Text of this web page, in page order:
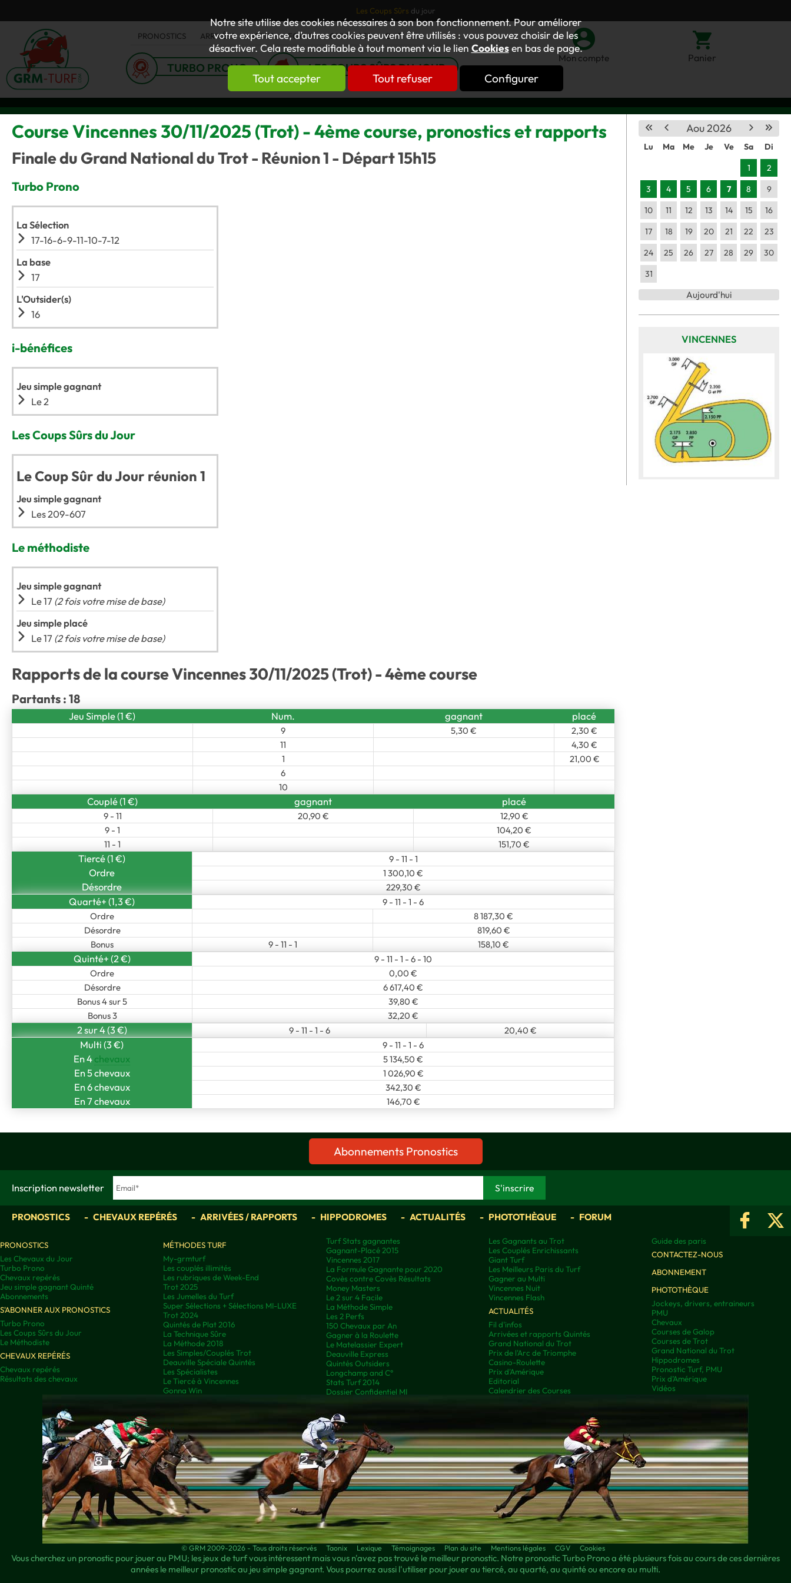
Notre site utilise des cookies nécessaires à son bon fonctionnement. Pour améliorer
votre expérience, d’autres cookies peuvent être utilisés : vous pouvez choisir de les
désactiver. Cela reste modifiable à tout moment via le lien Cookiesen bas de page.
Tout accepter Tout refuser Configurer
Les Coups Sûrs du jour
PRONOSTICS ARRIVÉES ACTUS FORUM OUVRAGES GNT
TURBO PRONO LES COUPS SÛRS DU JOUR
Mon compte Panier
Aou 2026
Lu Ma Me Je Ve Sa
Di
1
2
3
4 5 6 7 8
9
10
11 12 13 14 15
16
17
18 19 20 21 22
23
24
25 26 27 28 29
30
31
Aujourd'hui
VINCENNES
Course Vincennes 30/11/2025 (Trot) - 4ème course, pronostics et rapports
Finale du Grand National du Trot - Réunion 1 - Départ 15h15
Turbo Prono
La Sélection
17-16-6-9-11-10-7-12
La base
17
L'Outsider(s)
16
i-bénéfices
Jeu simple gagnant
Le 2
Les Coups Sûrs du Jour
Le Coup Sûr du Jour réunion 1
Jeu simple gagnant
Les 209-607
Le méthodiste
Jeu simple gagnant
Le 17 (2 fois votre mise de base)
Jeu simple placé
Le 17 (2 fois votre mise de base)
Rapports de la course Vincennes 30/11/2025 (Trot) - 4ème course
Partants : 18
Jeu Simple (1 €) Num. gagnant placé
9 5,30 €
2,30 €
11
4,30 €
1
21,00 €
6
10
Couplé (1 €) gagnant placé
9 - 11 20,90 €
12,90 €
9 - 1
104,20 €
11 - 1
151,70 €
Tiercé (1 €) 9 - 11 - 1
Ordre 1 300,10 €
Désordre 229,30 €
Quarté+ (1,3 €)
9 - 11 - 1 - 6
Ordre
8 187,30 €
Désordre
819,60 €
Bonus
9 - 11 - 1 158,10 €
Quinté+ (2 €)
9 - 11 - 1 - 6 - 10
Ordre
0,00 €
Désordre
6 617,40 €
Bonus 4 sur 5
39,80 €
Bonus 3
32,20 €
2 sur 4 (3 €) 9 - 11 - 1 - 6 20,40 €
Multi (3 €) 9 - 11 - 1 - 6
En 4chevaux 5 134,50 €
En 5 chevaux 1 026,90 €
En 6 chevaux 342,30 €
En 7 chevaux 146,70 €
Abonnements Pronostics
Inscription newsletter
PRONOSTICS CHEVAUX REPÉRÉS ARRIVÉES / RAPPORTS HIPPODROMES ACTUALITÉS PHOTOTHÈQUE FORUM
PRONOSTICS
Les Chevaux du Jour
Turbo Prono
Chevaux repérés
Jeu simple gagnant Quinté
Abonnements
S'ABONNER AUX PRONOSTICS
Turbo Prono
Les Coups Sûrs du Jour
Le Méthodiste
CHEVAUX REPÉRÉS
Chevaux repérés
Résultats des chevaux
MÉTHODES TURF
My-grmturf
Les couplés illimités
Les rubriques de Week-End
Trot 2025
Les Jumelles du Turf
Super Sélections + Sélections MI-LUXE
Trot 2024
Quintés de Plat 2016
La Technique Sûre
La Méthode 2018
Les Simples/Couplés Trot
Deauville Spéciale Quintés
Les Spécialistes
Le Tiercé à Vincennes
Gonna Win
Turf Stats gagnantes
Gagnant-Placé 2015
Vincennes 2017
La Formule Gagnante pour 2020
Covès contre Covès Résultats
Money Masters
Le 2 sur 4 Facile
La Méthode Simple
Les 2 Perfs
150 Chevaux par An
Gagner à la Roulette
Le Matelassier Expert
Deauville Express
Quintés Outsiders
Longchamp and C°
Stats Turf 2014
Dossier Confidentiel MI
Les Gagnants au Trot
Les Couplés Enrichissants
Giant Turf
Les Meilleurs Paris du Turf
Gagner au Multi
Vincennes Nuit
Vincennes Flash
ACTUALITÉS
Fil d'infos
Arrivées et rapports Quintés
Grand National du Trot
Prix de l'Arc de Triomphe
Casino-Roulette
Prix d'Amérique
Editorial
Calendrier des Courses
Guide des paris
CONTACTEZ-NOUS
ABONNEMENT
PHOTOTHÈQUE
Jockeys, drivers, entraineurs
PMU
Chevaux
Courses de Galop
Courses de Trot
Grand National du Trot
Hippodromes
Pronostic Turf, PMU
Prix d’Amérique
Vidéos
© GRM 2009-2026 - Tous droits réservés Taonix Lexique Témoignages Plan du site Mentions légales CGV Cookies
Vous cherchez un pronostic pour jouer au PMU; les jeux de turf vous intéressent mais vous n'avez pas trouvé le meilleur pronostic. Notre pronostic Turbo Prono a été plusieurs fois au cours de ces dernières
années le meilleur pronostic au jeu simple gagnant. Vous pourrez aussi l'utiliser pour jouer au tiercé, au quarté, au quinté ou encore au multi.